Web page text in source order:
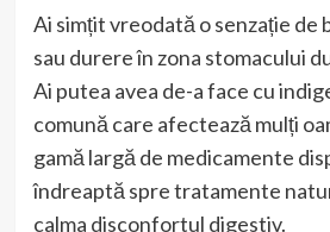
Ai simțit vreodată o senzație de
sau durere în zona stomacului
Ai putea avea de-a face cu
comună care afectează mulți
gamă largă de medicamente
îndreaptă spre tratamente
calma disconfortul digestiv.